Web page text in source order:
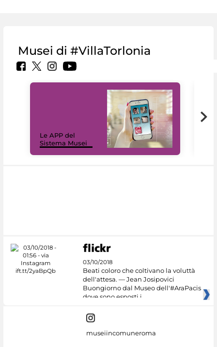
Musei di #VillaTorlonia
Le APP del
Sistema Musei
03/10/2018
Beati coloro che coltivano la voluttà
dell'attesa. — Jean Josipovici
Buongiorno dal Museo dell'#AraPacis
dove sono esposti i
museiincomuneroma